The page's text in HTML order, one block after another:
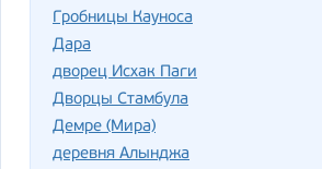
Гробницы Кауноса
Дара
дворец Исхак Паги
Дворцы Стамбула
Демре (Мира)
деревня Алынджа